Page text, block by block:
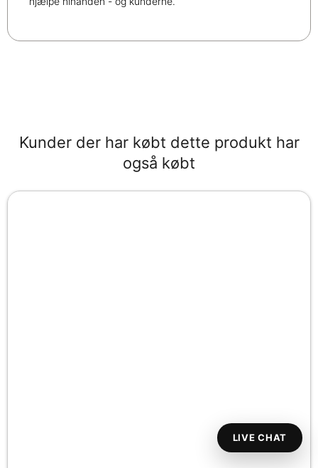
Kunder der har købt dette produkt har
også købt
LIVE CHAT